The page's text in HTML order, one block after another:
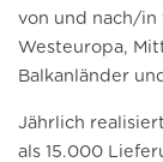
von und nach/in
Westeuropa,
Balkanländer
Jährlich
als 15.000